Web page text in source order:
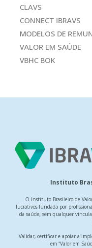
CLAVS
CONNECT IBRAVS
MODELOS DE
VALOR EM SAÚDE
VBHC BOK
Instituto
O Instituto Brasileiro de
lucrativos fundada por
da saúde, sem qualquer
Validar, certificar e apoiar a
em “Valor em